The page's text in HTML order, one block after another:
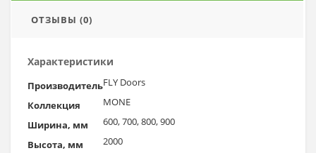
ОТЗЫВЫ (0)
Характеристики
ПроизводительFLY Doors
Коллекция
MONE
Ширина, мм
600, 700, 800, 900
Высота, мм
2000